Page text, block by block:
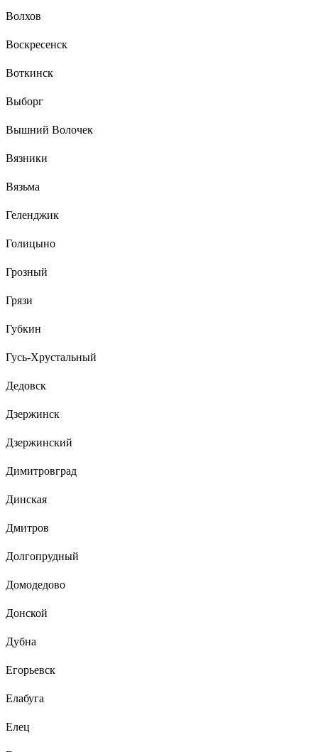
Волхов
Воскресенск
Воткинск
Выборг
Вышний Волочек
Вязники
Вязьма
Геленджик
Голицыно
Грозный
Грязи
Губкин
Гусь-Хрустальный
Дедовск
Дзержинск
Дзержинский
Димитровград
Динская
Дмитров
Долгопрудный
Домодедово
Донской
Дубна
Егорьевск
Елабуга
Елец